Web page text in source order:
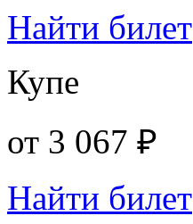
Найти билет
Купе
от 3 067 ₽
Найти билет